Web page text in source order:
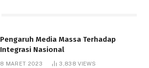
Pengaruh Media Massa Terhadap
Integrasi Nasional
8 MARET 2023 3,838VIEWS